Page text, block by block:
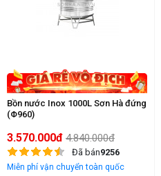
Bồn nước Inox 1000L Sơn Hà đứng
(Φ960)
3.570.000đ 4.840.000đ
Đã bán9256
Miễn phí vận chuyển toàn quốc